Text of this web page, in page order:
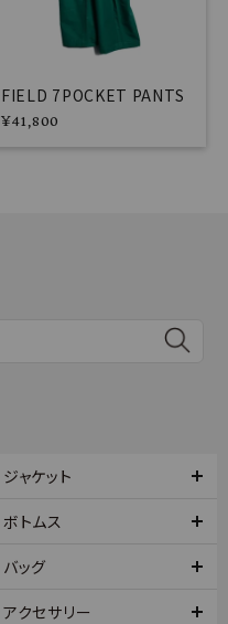
FIELD 7POCKET PANTS
¥41,800
ジャケット
ボトムス
バッグ
アクセサリー